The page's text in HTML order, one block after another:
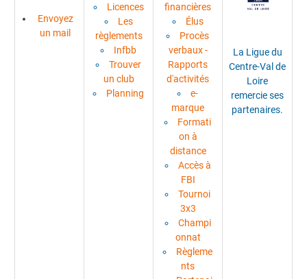
Envoyez
un mail
Licences
Les
règlements
Infbb
Trouver
un club
Planning
financières
Élus
Procès
verbaux -
Rapports
d'activités
e-
marque
Formati
on à
distance
Accès à
FBI
Tournoi
3x3
Champi
onnat
Règleme
nts
La Ligue du
Centre-Val de
Loire
remercie ses
partenaires.